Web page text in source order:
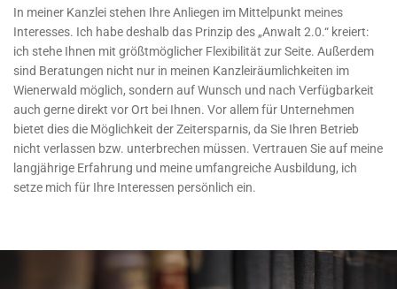
In meiner Kanzlei stehen Ihre Anliegen im Mittelpunkt meines
Interesses. Ich habe deshalb das Prinzip des „Anwalt 2.0.“ kreiert:
ich stehe Ihnen mit größtmöglicher Flexibilität zur Seite. Außerdem
sind Beratungen nicht nur in meinen Kanzleiräumlichkeiten im
Wienerwald möglich, sondern auf Wunsch und nach Verfügbarkeit
auch gerne direkt vor Ort bei Ihnen. Vor allem für Unternehmen
bietet dies die Möglichkeit der Zeitersparnis, da Sie Ihren Betrieb
nicht verlassen bzw. unterbrechen müssen. Vertrauen Sie auf meine
langjährige Erfahrung und meine umfangreiche Ausbildung, ich
setze mich für Ihre Interessen persönlich ein.